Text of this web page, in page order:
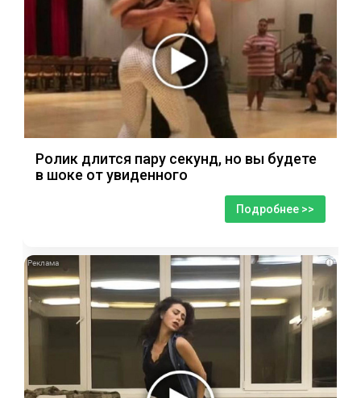
Ролик длится пару секунд, но вы будете
в шоке от увиденного
Подробнее >>
i